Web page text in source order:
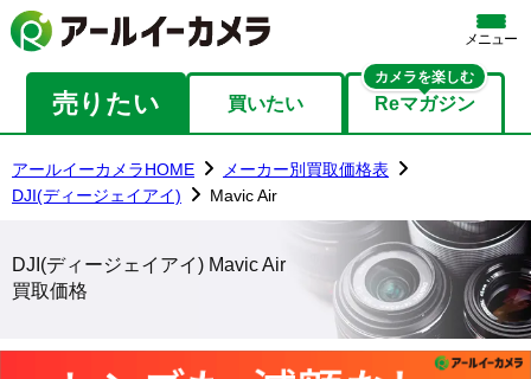
メニュー
売りたい 買いたい Reマガジン
カメラを楽しむ
アールイーカメラHOME
メーカー別買取価格表
DJI(ディージェイアイ)
Mavic Air
DJI(ディージェイアイ) Mavic Air
買取価格